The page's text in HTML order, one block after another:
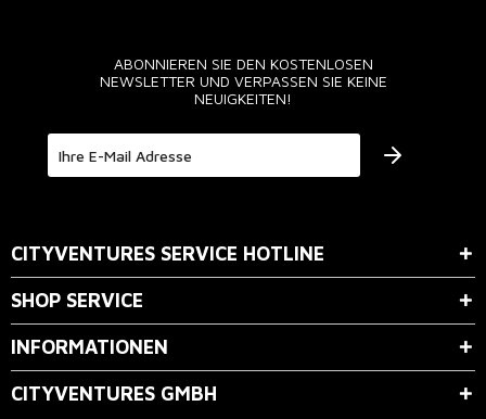
ABONNIEREN SIE DEN KOSTENLOSEN
NEWSLETTER UND VERPASSEN SIE KEINE
NEUIGKEITEN!
CITYVENTURES SERVICE HOTLINE
SHOP SERVICE
INFORMATIONEN
CITYVENTURES GMBH